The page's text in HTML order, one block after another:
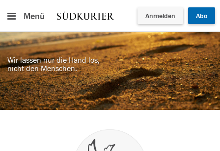
Menü Anmelden Abo
Wir lassen nur die Hand los,
nicht den Menschen.